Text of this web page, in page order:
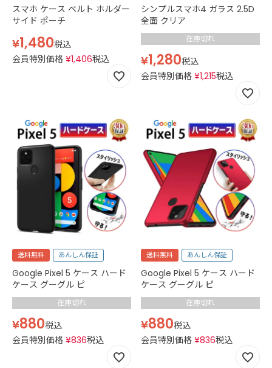
スマホ ケース ベルト ホルダー
サイド ポーチ
¥1,480税込
会員特別価格 ¥1,406税込
シンプルスマホ4 ガラス 2.5D
全面 クリア
在庫切れ
¥1,280税込
会員特別価格 ¥1,215税込
送料無料 あんしん保証
Google Pixel 5 ケース ハード
ケース グーグル ピ
在庫切れ
¥880税込
会員特別価格 ¥836税込
送料無料 あんしん保証
Google Pixel 5 ケース ハード
ケース グーグル ピ
在庫切れ
¥880税込
会員特別価格 ¥836税込